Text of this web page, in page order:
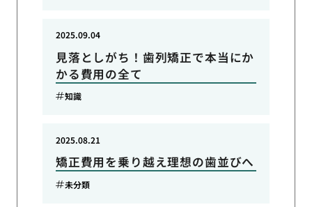
見落としがち！歯列矯正で本当にか
かる費用の全て
2025.09.04
知識
矯正費用を乗り越え理想の歯並びへ
2025.08.21
未分類